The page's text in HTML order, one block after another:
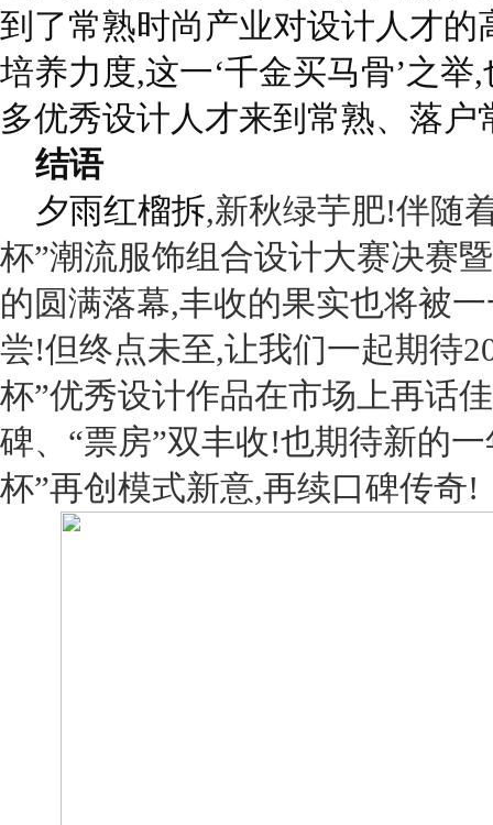
到了常熟时尚产业对设计人才的
培养力度,这一‘千金买马骨’之举
多优秀设计人才来到常熟、落户
结语
夕雨红榴拆,新秋绿芋肥!伴随
杯”潮流服饰组合设计大赛决赛
的圆满落幕,丰收的果实也将被
尝!但终点未至,让我们一起期待
杯”优秀设计作品在市场上再话
碑、“票房”双丰收!也期待新的一
杯”再创模式新意,再续口碑传奇!